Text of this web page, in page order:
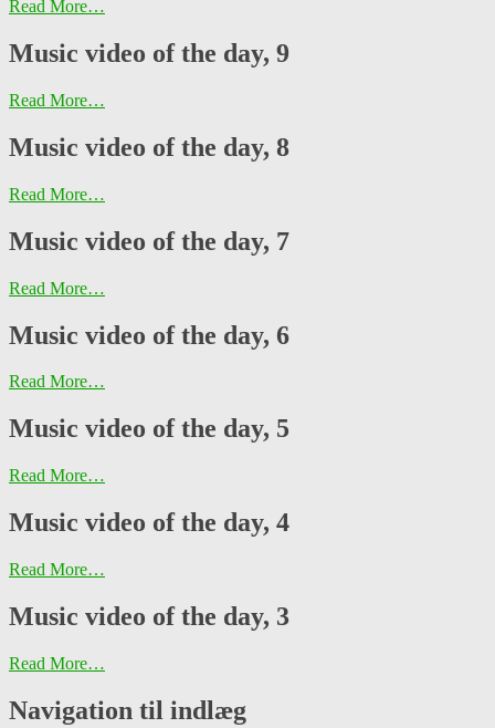
Read More…
Music video of the day, 9
Read More…
Music video of the day, 8
Read More…
Music video of the day, 7
Read More…
Music video of the day, 6
Read More…
Music video of the day, 5
Read More…
Music video of the day, 4
Read More…
Music video of the day, 3
Read More…
Navigation til indlæg